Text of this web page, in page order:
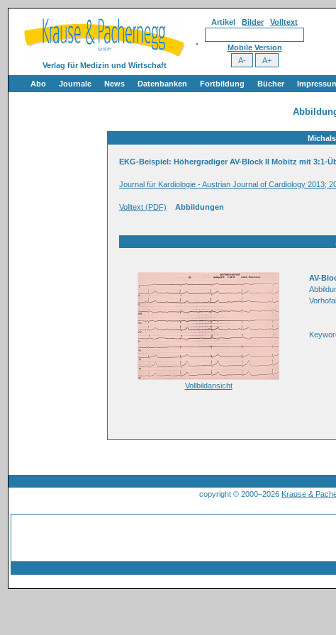
Verlag für Medizin und Wirtschaft
Artikel Bilder Volltext
Mobile Version
Abo Journale News Datenbanken Fortbildung Bücher
EKG-Beispiel: Höhergradiger AV-Block II Mobitz mit 3:1-
Journal für Kardiologie - Austrian Journal of Cardiology 2013;
Volltext (PDF) Abbildungen
Vollbildansicht
AV-
copyright © 2000–2026 Krause &